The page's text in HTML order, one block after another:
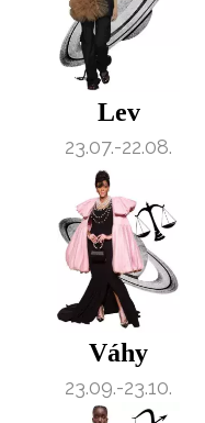
vyhodnocení akce a
Chcete navíc
informace od našich
zpracováním
Lev
23.07.-22.08.
Váhy
23.09.-23.10.